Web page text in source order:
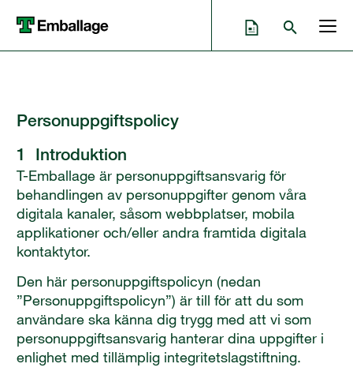
Personuppgiftspolicy
1 Introduktion
T-Emballage är personuppgiftsansvarig för
behandlingen av personuppgifter genom våra
digitala kanaler, såsom webbplatser, mobila
applikationer och/eller andra framtida digitala
kontaktytor.
Den här personuppgiftspolicyn (nedan
”Personuppgiftspolicyn”) är till för att du som
användare ska känna dig trygg med att vi som
personuppgiftsansvarig hanterar dina uppgifter i
enlighet med tillämplig integritetslagstiftning.